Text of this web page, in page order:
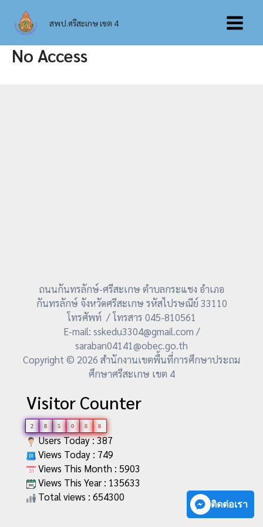
content
สพป.ศรีสะเกษ เขต 4
Main
No Access
ถนนกันทรลักษ์-ศรีสะเกษ ตำบลกระแชง อำเภอ
กันทรลักษ์ จังหวัดศรีสะเกษ รหัสไปรษณีย์ 33110
โทรศัพท์ / โทรสาร 045-810561
E-mail: sskedu3304@gmail.com /
saraban04141@obec.go.th
Copyright © 2026 สำนักงานเขตพื้นที่การศึกษาประถม
ศึกษาศรีสะเกษ เขต 4
Visitor Counter
2 8 5 0 8 8
Users Today : 387
Views Today : 749
Views This Month : 5903
Views This Year : 135633
Total views : 654300
ติดต่อเรา